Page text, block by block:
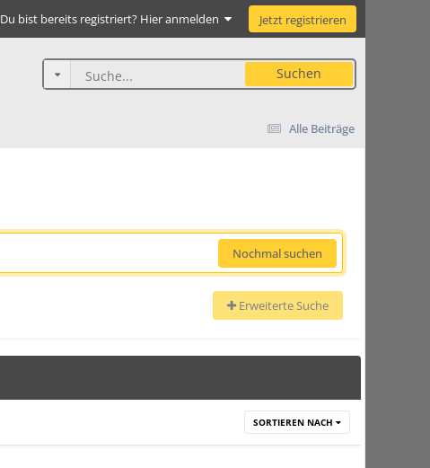
Du bist bereits registriert? Hier anmelden Jetzt registrieren
Suchen
Alle Beiträge
Nochmal suchen
Erweiterte Suche
SORTIEREN NACH